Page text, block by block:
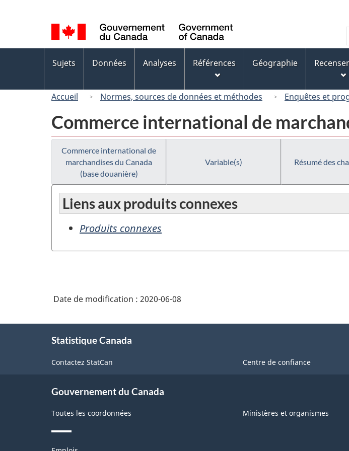
ce
de
la
langue
Canada
des
Sujets Données Analyses Références Géographie
Accueil Normes, sources de données et méthodes Enquêtes et
Commerce international de
Commerce international de
marchandises du Canada
(base douanière)
Variable(s) Résumé des
Liens aux produits connexes
Produits connexes
Date de modification : 2020-06-08
Statistique Canada
Contactez StatCan Centre de confiance
Gouvernement du Canada
Toutes les coordonnées Ministères et organismes
Thèmes